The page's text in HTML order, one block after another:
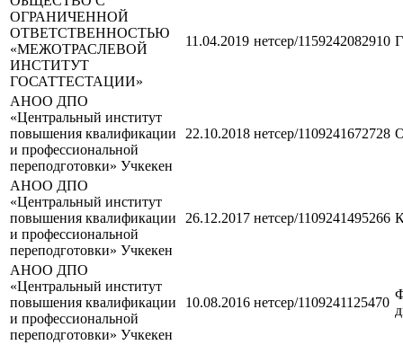
ОГРАНИЧЕННОЙ
ОТВЕТСТВЕННОСТЬЮ
«МЕЖОТРАСЛЕВОЙ
ИНСТИТУТ
ГОСАТТЕСТАЦИИ»
11.04.2019 нетсер/1159242082910
АНОО ДПО
«Центральный институт
повышения квалификации
и профессиональной
переподготовки» Учкекен
22.10.2018 нетсер/1109241672728
АНОО ДПО
«Центральный институт
повышения квалификации
и профессиональной
переподготовки» Учкекен
26.12.2017 нетсер/1109241495266
АНОО ДПО
«Центральный институт
повышения квалификации
и профессиональной
переподготовки» Учкекен
10.08.2016 нетсер/1109241125470